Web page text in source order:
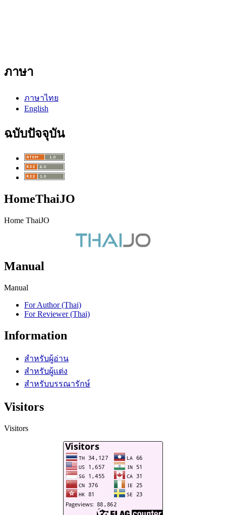
ภาษา
ภาษาไทย
English
ฉบับปัจจุบัน
HomeThaiJO
Home ThaiJO
Manual
Manual
For Author (Thai)
For Reviewer (Thai)
Information
สำหรับผู้อ่าน
สำหรับผู้แต่ง
สำหรับบรรณารักษ์
Visitors
Visitors